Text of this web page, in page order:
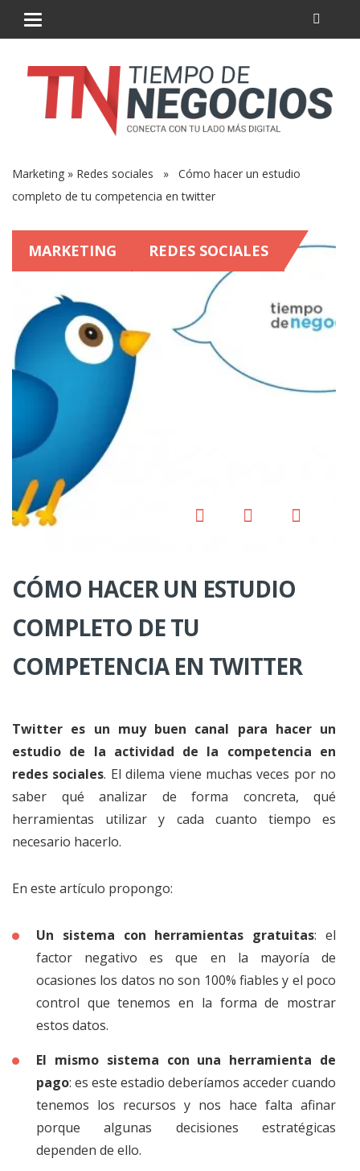
Marketing » Redes sociales » Cómo hacer un estudio
completo de tu competencia en twitter
MARKETING REDES SOCIALES
CÓMO HACER UN ESTUDIO
COMPLETO DE TU
COMPETENCIA EN TWITTER
Twitter es un muy buen canal para hacer un
estudio de la actividad de la competencia en
redes sociales. El dilema viene muchas veces por no
saber qué analizar de forma concreta, qué
herramientas utilizar y cada cuanto tiempo es
necesario hacerlo.
En este artículo propongo:
Un sistema con herramientas gratuitas: el
factor negativo es que en la mayoría de
ocasiones los datos no son 100% fiables y el poco
control que tenemos en la forma de mostrar
estos datos.
El mismo sistema con una herramienta de
pago: es este estadio deberíamos acceder cuando
tenemos los recursos y nos hace falta afinar
porque algunas decisiones estratégicas
dependen de ello.